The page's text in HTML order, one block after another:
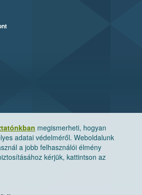
megismerheti, hogyan
adatai védelméről. Weboldalunk
a jobb felhasználói élmény
kérjük, kattintson az